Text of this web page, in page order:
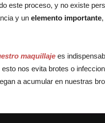
este proceso, y no existe
y un elemento importante
maquillaje es
nos evita brotes o
a acumular en nuestras